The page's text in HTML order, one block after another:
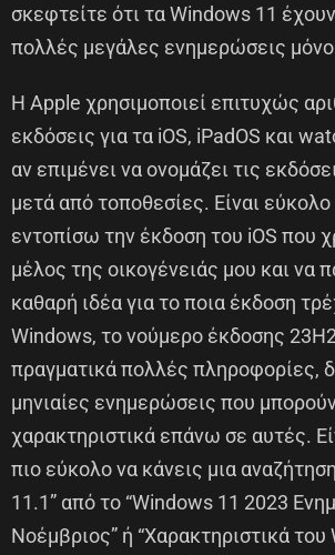
σκεφτείτε ότι τα Windows 11
πολλές μεγάλες ενημερώσεις
Η Apple χρησιμοποιεί επιτυχώς
εκδόσεις για τα iOS, iPadOS και
αν επιμένει να ονομάζει τις
μετά από τοποθεσίες. Είναι εύκολο
εντοπίσω την έκδοση του iOS που
μέλος της οικογένειάς μου και να
καθαρή ιδέα για το ποια έκδοση
Windows, το νούμερο έκδοσης
πραγματικά πολλές πληροφορίες,
μηνιαίες ενημερώσεις που
χαρακτηριστικά επάνω σε αυτές.
πιο εύκολο να κάνεις μια
11.1” από το “Windows 11 2023
Νοέμβριος” ή “Χαρακτηριστικά